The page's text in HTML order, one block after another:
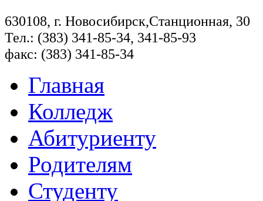
630108, г. Новосибирск,Станционная, 30
Тел.: (383) 341-85-34, 341-85-93
факс: (383) 341-85-34
Главная
Колледж
Абитуриенту
Родителям
Студенту